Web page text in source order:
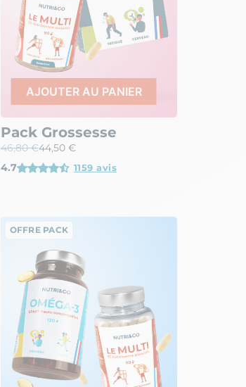
AJOUTER AU PANIER
Pack Grossesse
46,80 €44,50 €
4.7
1159 avis
OFFRE PACK